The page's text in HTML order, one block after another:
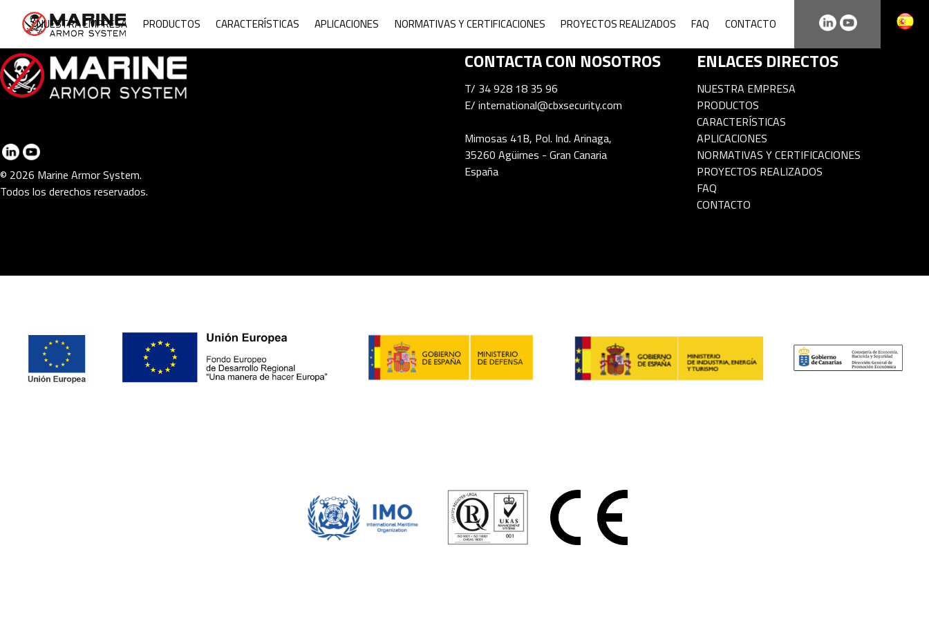
Marine Armor System
NUESTRA EMPRESA PRODUCTOS CARACTERÍSTICAS APLICACIONES NORMATIVAS Y CERTIFICACIONES PROYECTOS REALIZADOS FAQ CONTACTO
© 2026 Marine Armor System.
Todos los derechos reservados.
CONTACTA CON NOSOTROS
T/ 34 928 18 35 96
E/ international@cbxsecurity.com
Mimosas 41B, Pol. Ind. Arinaga,
35260 Agüimes - Gran Canaria
España
ENLACES DIRECTOS
NUESTRA EMPRESA
PRODUCTOS
CARACTERÍSTICAS
APLICACIONES
NORMATIVAS Y CERTIFICACIONES
PROYECTOS REALIZADOS
FAQ
CONTACTO